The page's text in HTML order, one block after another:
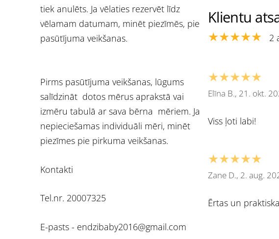
tiek anulēts. Ja vēlaties rezervēt līdz
vēlamam datumam, minēt piezīmēs, pie
pasūtījuma veikšanas.
Pirms pasūtījuma veikšanas, lūgums
salīdzināt dotos mērus aprakstā vai
izmēru tabulā ar sava bērna mēriem. Ja
nepieciešamas individuāli mēri, minēt
piezīmes pie pirkuma veikšanas.
Kontakti
Tel.nr. 20007325
E-pasts - endzibaby2016@gmail.com
Klientu
★★★★★ 2
★★★★★
Elīna B., 21. okt.
Viss ļoti labi!
★★★★★
Zane D., 2. aug.
Ērtas un